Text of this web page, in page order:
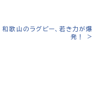
和歌山のラグビー、若き力が爆
発！
>